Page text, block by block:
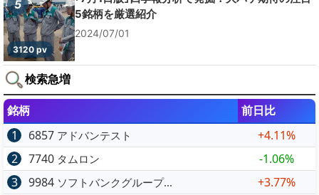
5
3120 pv
5銘柄を厳選紹介
2024/07/01
検索急増
銘柄
前日比
1
6857 アドバンテスト
+4.11%
2
7740 タムロン
-1.06%
3
9984 ソフトバンクグループ...
+3.77%